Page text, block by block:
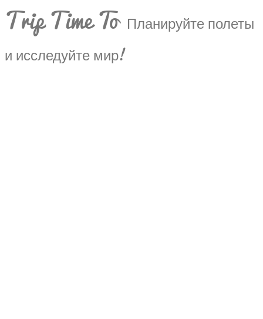
Trip Time To Планируйте полеты
и исследуйте мир!